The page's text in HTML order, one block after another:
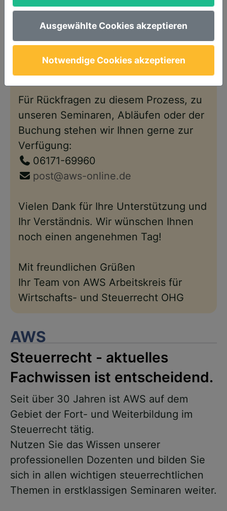
einem Link, um ein neues Passwort
festzulegen.
Anschließend steht Ihnen Ihr Account
wie gewohnt – nun im neuen Design –
wieder zur Verfügung.
Für Rückfragen zu diesem Prozess, zu
unseren Seminaren, Abläufen oder der
Buchung stehen wir Ihnen gerne zur
Verfügung:
06171-69960
post@aws-online.de
Vielen Dank für Ihre Unterstützung und
Ihr Verständnis. Wir wünschen Ihnen
noch einen angenehmen Tag!
Mit freundlichen Grüßen
Ihr Team von AWS Arbeitskreis für
Wirtschafts- und Steuerrecht OHG
AWS
Steuerrecht - aktuelles
Fachwissen ist entscheidend.
Seit über 30 Jahren ist AWS auf dem
Gebiet der Fort- und Weiterbildung im
Steuerrecht tätig.
Nutzen Sie das Wissen unserer
professionellen Dozenten und bilden Sie
sich in allen wichtigen steuerrechtlichen
Themen in erstklassigen Seminaren weiter.
Ausgewählte Cookies akzeptieren
Notwendige Cookies akzeptieren